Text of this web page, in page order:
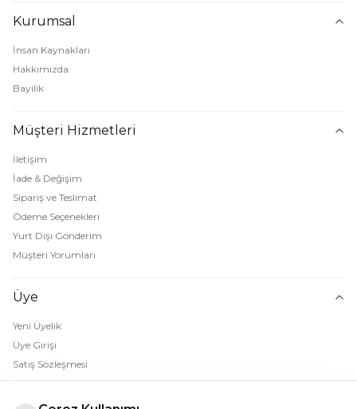
Kurumsal
İnsan Kaynakları
Hakkımızda
Bayilik
Müşteri Hizmetleri
İletişim
İade & Değişim
Sipariş ve Teslimat
Ödeme Seçenekleri
Yurt Dışı Gönderim
Müşteri Yorumları
Üye
Yeni Üyelik
Üye Girişi
Satış Sözleşmesi
Gizlilik Sözleşmesi
Kullanıcı Sözleşmesi